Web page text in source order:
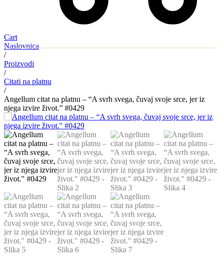
Cart
Naslovnica
/
Proizvodi
/
Citati na platnu
/
Angellum citat na platnu – “A svrh svega, čuvaj svoje srce, jer iz
njega izvire život.” #0429